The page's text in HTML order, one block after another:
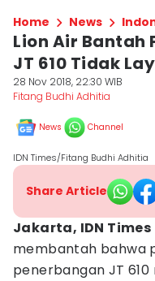
Home News
Lion Air Bantah
JT 610 Tidak
28 Nov 2018, 22:30 WIB
Fitang Budhi Adhitia
News Channel
IDN Times/Fitang Budhi Adhitia
Share Article
Jakarta, IDN Times
membantah bahwa
penerbangan JT